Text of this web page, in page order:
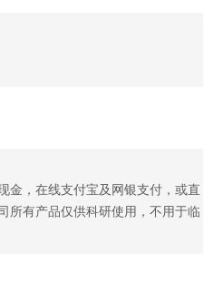
金，在线支付宝及网银支付，或直
所有产品仅供科研使用，不用于临